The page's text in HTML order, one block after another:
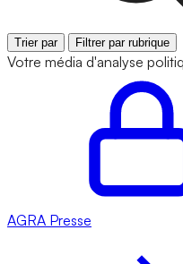
Trier par Filtrer par rubrique
Votre média d'analyse
AGRA Presse